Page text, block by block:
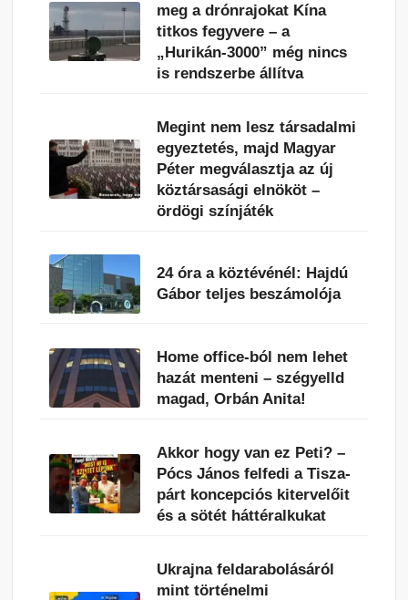
meg a drónrajokat Kína
titkos fegyvere – a
„Hurikán-3000” még nincs
is rendszerbe állítva
Megint nem lesz társadalmi
egyeztetés, majd Magyar
Péter megválasztja az új
köztársasági elnököt –
ördögi színjáték
24 óra a köztévénél: Hajdú
Gábor teljes beszámolója
Home office-ból nem lehet
hazát menteni – szégyelld
magad, Orbán Anita!
Akkor hogy van ez Peti? –
Pócs János felfedi a Tisza-
párt koncepciós kitervelőit
és a sötét háttéralkukat
Ukrajna feldarabolásáról
mint történelmi